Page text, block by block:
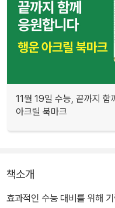
11월 19일 수능, 끝까지 함
아크릴 북마크
책소개
효과적인 수능 대비를 위해